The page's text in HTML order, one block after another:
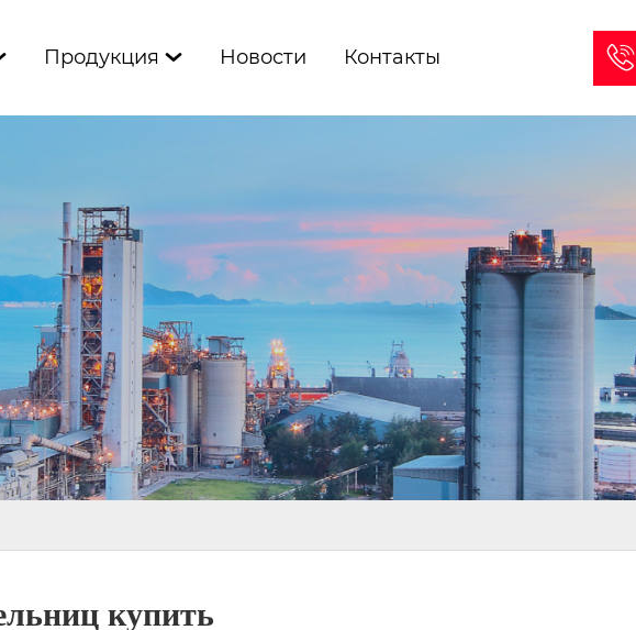
Продукция  Новости Контакты 
купить